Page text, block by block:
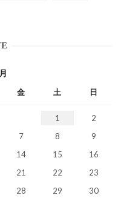
金 土 日
1
2
7 8
9
14 15
16
21 22
23
28 29
30